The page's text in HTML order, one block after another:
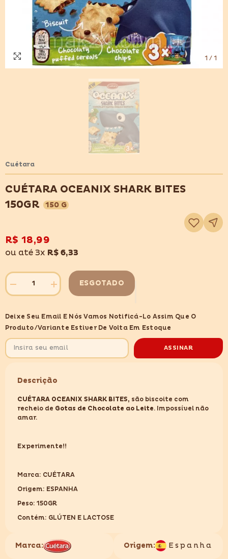
1 / 1
Cuétara
CUÉTARA OCEANIX SHARK BITES
150GR
150 G
Adicionar
à
lista
R$ 18,99
ou até 3x R$ 6,33
Diminuir
quantidade
OCEANIX
SHARK
150GR
Aumentar
quantidade
OCEANIX
SHARK
150GR
ESGOTADO
Deixe Seu Email E Nós Vamos Notificá-Lo Assim Que O
Produto/variante Estiver De Volta Em Estoque
ASSINAR
Descrição
CUÉTARA OCEANIX SHARK BITES, são biscoite com
recheio de Gotas de Chocolate ao Leite. Impossível não
amar.
Experimente!!
Marca: CUÉTARA
Origem: ESPANHA
Peso: 150GR
Contém: GLÚTEN E LACTOSE
Marca: Origem: Espanha